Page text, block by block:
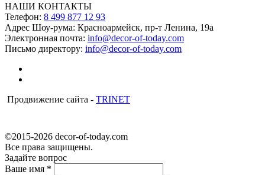
НАШИ КОНТАКТЫ
Телефон: 8 499 877 12 93
Адрес Шоу-рума: Красноармейск, пр-т Ленина, 19а
Электронная почта: info@decor-of-today.com
Письмо директору: info@decor-of-today.com
Продвижение сайта - TRINET
©2015-2026 decor-of-today.com
Все права защищены.
Задайте вопрос
Ваше имя *